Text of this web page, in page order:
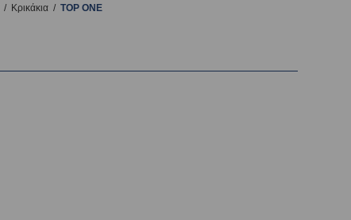
/ Κρικάκια / TOP ONE